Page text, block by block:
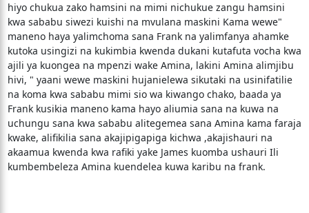
hiyo chukua zako hamsini na mimi nichukue zangu hamsini
kwa sababu siwezi kuishi na mvulana maskini Kama wewe"
maneno haya yalimchoma sana Frank na yalimfanya ahamke
kutoka usingizi na kukimbia kwenda dukani kutafuta vocha kwa
ajili ya kuongea na mpenzi wake Amina, lakini Amina alimjibu
hivi, " yaani wewe maskini hujanielewa sikutaki na usinifatilie
na koma kwa sababu mimi sio wa kiwango chako, baada ya
Frank kusikia maneno kama hayo aliumia sana na kuwa na
uchungu sana kwa sababu alitegemea sana Amina kama faraja
kwake, alifikilia sana akajipigapiga kichwa ,akajishauri na
akaamua kwenda kwa rafiki yake James kuomba ushauri Ili
kumbembeleza Amina kuendelea kuwa karibu na frank.